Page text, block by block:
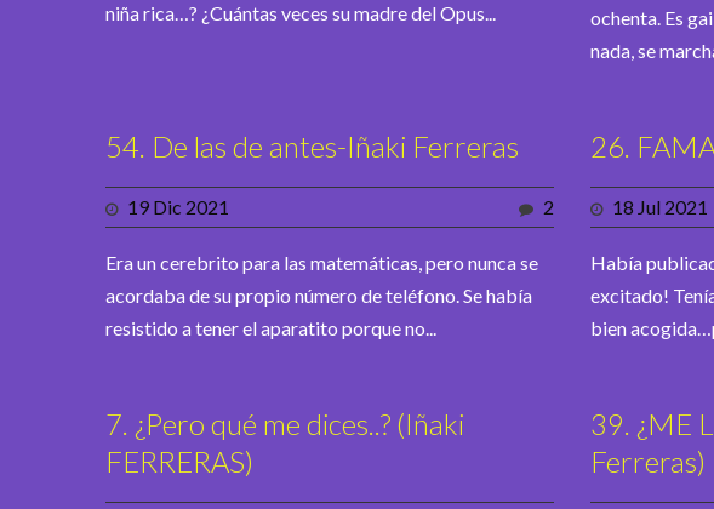
niña rica…? ¿Cuántas veces su madre del Opus...
ochenta. Es
nada, se
54. De las de antes-Iñaki Ferreras
19 Dic 2021 2
Era un cerebrito para las matemáticas, pero nunca se
acordaba de su propio número de teléfono. Se había
resistido a tener el aparatito porque no...
26.
18 Jul 2021
Había
excitado!
bien
7. ¿Pero qué me dices..? (Iñaki
FERRERAS)
39. ¿ME
Ferreras)